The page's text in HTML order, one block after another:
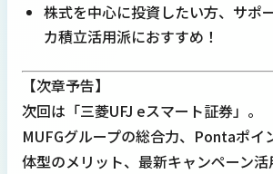
株式を中心に投資したい方、サポ
カ積立活用派におすすめ！
【次章予告】
次回は「三菱UFJ eスマート証券」。
MUFGグループの総合力、Pontaポイ
体型のメリット、最新キャンペーン